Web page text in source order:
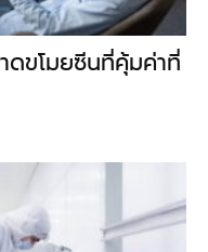
ดขโมยซีนที่คุ้มค่าที่